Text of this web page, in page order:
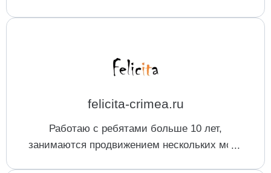
Рейтинг SEO-компаний,
специализирующихся на
поисковом продвижении порталов
felicita-crimea.ru
Работаю с ребятами больше 10 лет,
занимаются продвижением нескольких моих